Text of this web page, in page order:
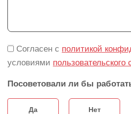
Согласен с политикой
условиями пользовательского
Посоветовали ли бы
Да Нет